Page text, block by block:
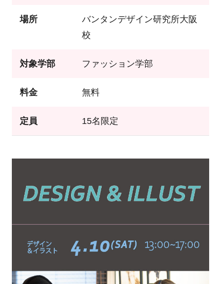
場所
バンタンデザイン研究所大阪
校
対象学部 ファッション学部
料金 無料
定員 15名限定